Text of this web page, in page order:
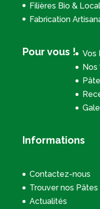
Filières Bio &
Fabrication
Pour vous !
Vos
Nos
Informations
Contactez-nous
Trouver nos Pâtes
Actualités